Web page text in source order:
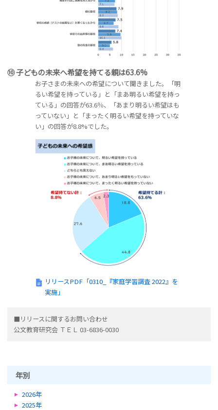
⑩ 子どもの未来へ希望を持てる親は63.6%
お子さまの未来への希望について聞きました。「明
るい希望を持っている」と「まあ明るい希望を持っ
ている」の回答が63.6％、「あまり明るい希望はも
っていない」と「まったく明るい希望を持っていな
い」の回答が8.8%でした。
リリースPDF「0310_『家庭学習調査 2022』を
実施」
■リリースに関するお問い合わせ
公文教育研究会 ＴＥＬ 03-6836-0030
年別
2026年
2025年